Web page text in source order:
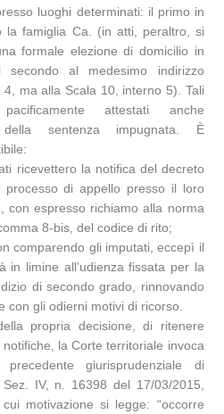
luoghi determinati: il primo in
la famiglia Ca. (in atti, peraltro, si
formale elezione di domicilio in
al medesimo indirizzo
4, ma alla Scala 10, interno 5). Tali
attestati anche
della sentenza impugnata. È
ricevettero la notifica del decreto
di appello presso il loro
con espresso richiamo alla norma
8-bis, del codice di rito;
comparendo gli imputati, eccepì il
in limine all’udienza fissata per la
di secondo grado, rinnovando
con gli odierni motivi di ricorso.
propria decisione, di ritenere
la Corte territoriale invoca
giurisprudenziale di
IV, n. 16398 del 17/03/2015,
motivazione si legge: “occorre